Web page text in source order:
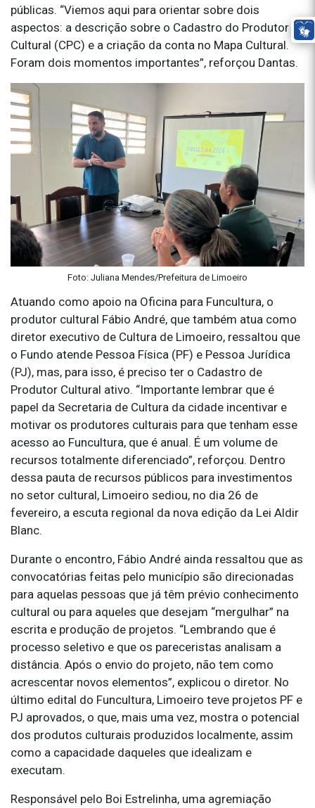
públicas. “Viemos aqui para orientar sobre dois
aspectos: a descrição sobre o Cadastro do Produtor
Cultural (CPC) e a criação da conta no Mapa Cultural.
Foram dois momentos importantes”, reforçou Dantas.
Foto: Juliana Mendes/Prefeitura de Limoeiro
Atuando como apoio na Oficina para Funcultura, o
produtor cultural Fábio André, que também atua como
diretor executivo de Cultura de Limoeiro, ressaltou que
o Fundo atende Pessoa Física (PF) e Pessoa Jurídica
(PJ), mas, para isso, é preciso ter o Cadastro de
Produtor Cultural ativo. “Importante lembrar que é
papel da Secretaria de Cultura da cidade incentivar e
motivar os produtores culturais para que tenham esse
acesso ao Funcultura, que é anual. É um volume de
recursos totalmente diferenciado”, reforçou. Dentro
dessa pauta de recursos públicos para investimentos
no setor cultural, Limoeiro sediou, no dia 26 de
fevereiro, a escuta regional da nova edição da Lei Aldir
Blanc.
Durante o encontro, Fábio André ainda ressaltou que as
convocatórias feitas pelo município são direcionadas
para aquelas pessoas que já têm prévio conhecimento
cultural ou para aqueles que desejam “mergulhar” na
escrita e produção de projetos. “Lembrando que é
processo seletivo e que os pareceristas analisam a
distância. Após o envio do projeto, não tem como
acrescentar novos elementos”, explicou o diretor. No
último edital do Funcultura, Limoeiro teve projetos PF e
PJ aprovados, o que, mais uma vez, mostra o potencial
dos produtos culturais produzidos localmente, assim
como a capacidade daqueles que idealizam e
executam.
Responsável pelo Boi Estrelinha, uma agremiação